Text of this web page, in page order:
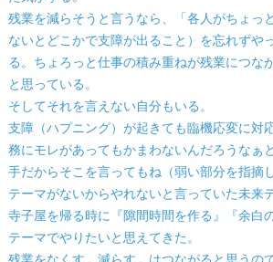
残業を減らそうと言うなら、「各人がちょっ
ないとどこかで支障が出ること）を忘れずや
る。ちょろっと仕事の積み重ねが残業につな
と思っている。
そしてそれを言えない自分もいる。
支障（ハプニング）が起きても臨機応変に対
務にモレがあってもかまわないんだろうなぁ
手だからそこを言ってもね（弱い部分を指摘
テーマがないからやれないと言っていた未来
寺子屋を帰る時に『隙間時間を作る』『余白
テーマでやりたいと思えてきた。